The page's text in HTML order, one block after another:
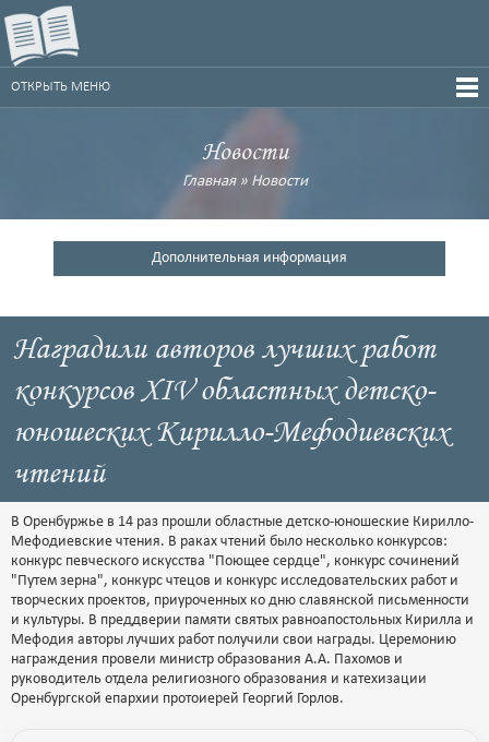
ОТКРЫТЬ МЕНЮ
Новости
Главная» Новости
Дополнительная информация
Наградили авторов лучших работ
конкурсов XIV областных детско-
юношеских Кирилло-Мефодиевских
чтений
В Оренбуржье в 14 раз прошли областные детско-юношеские Кирилло-
Мефодиевские чтения. В раках чтений было несколько конкурсов:
конкурс певческого искусства "Поющее сердце", конкурс сочинений
"Путем зерна", конкурс чтецов и конкурс исследовательских работ и
творческих проектов, приуроченных ко дню славянской письменности
и культуры. В преддверии памяти святых равноапостольных Кирилла и
Мефодия авторы лучших работ получили свои награды. Церемонию
награждения провели министр образования А.А. Пахомов и
руководитель отдела религиозного образования и катехизации
Оренбургской епархии протоиерей Георгий Горлов.